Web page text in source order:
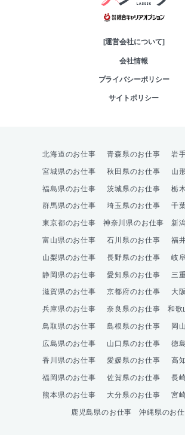
[運営会社について]
会社情報
プライバシーポリシー
サイトポリシー
北海道のお仕事 青森県のお仕事 岩
宮城県のお仕事 秋田県のお仕事 山
福島県のお仕事 茨城県のお仕事 栃
群馬県のお仕事 埼玉県のお仕事 千
東京都のお仕事 神奈川県のお仕事 新
富山県のお仕事 石川県のお仕事 福
山梨県のお仕事 長野県のお仕事 岐
静岡県のお仕事 愛知県のお仕事 三
滋賀県のお仕事 京都府のお仕事 大
兵庫県のお仕事 奈良県のお仕事 和歌
鳥取県のお仕事 島根県のお仕事 岡
広島県のお仕事 山口県のお仕事 徳
香川県のお仕事 愛媛県のお仕事 高
福岡県のお仕事 佐賀県のお仕事 長
熊本県のお仕事 大分県のお仕事 宮
鹿児島県のお仕事 沖縄県のお